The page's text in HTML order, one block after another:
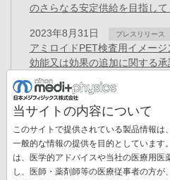
のさらなる安定供給を目指して
2023年8月31日 プレスリリース
アミロイドPET検査用イメー
効能又は効果の追加に関する
得(PDF)
2023年8月23日
PET検査用放射性医薬品「
効能又は効果の追加に関する
得(PDF)
2023年7月31日 プレスリリース
当サイトの内容について
このサイトで提供されている製品情報
一般的な情報の提供を目的としています
は、医学的アドバイスや当社の医療用医
し、医師・薬剤師等の医療従事者の方が